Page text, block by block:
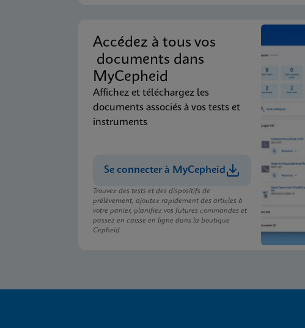
Accédez à tous vos
documents dans
MyCepheid
Affichez et téléchargez les
documents associés à vos tests et
instruments
Se connecter à MyCepheid
Trouvez des tests et des dispositifs de
prélèvement, ajoutez rapidement des articles à
votre panier, planifiez vos futures commandes et
passez en caisse en ligne dans la boutique
Cepheid.